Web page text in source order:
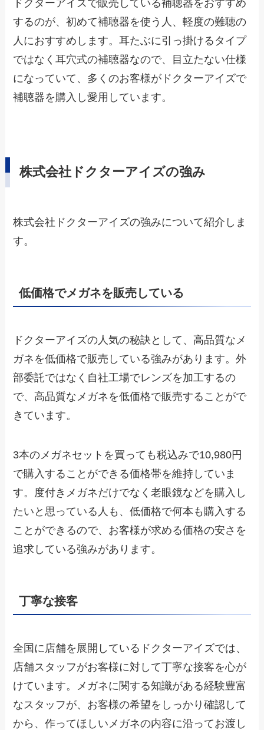
ドクターアイズで販売している補聴器をおすすめ
するのが、初めて補聴器を使う人、軽度の難聴の
人におすすめします。耳たぶに引っ掛けるタイプ
ではなく耳穴式の補聴器なので、目立たない仕様
になっていて、多くのお客様がドクターアイズで
補聴器を購入し愛用しています。
株式会社ドクターアイズの強み
株式会社ドクターアイズの強みについて紹介しま
す。
低価格でメガネを販売している
ドクターアイズの人気の秘訣として、高品質なメ
ガネを低価格で販売している強みがあります。外
部委託ではなく自社工場でレンズを加工するの
で、高品質なメガネを低価格で販売することがで
きています。
3本のメガネセットを買っても税込みで10,980円
で購入することができる価格帯を維持していま
す。度付きメガネだけでなく老眼鏡などを購入し
たいと思っている人も、低価格で何本も購入する
ことができるので、お客様が求める価格の安さを
追求している強みがあります。
丁寧な接客
全国に店舗を展開しているドクターアイズでは、
店舗スタッフがお客様に対して丁寧な接客を心が
けています。メガネに関する知識がある経験豊富
なスタッフが、お客様の希望をしっかり確認して
から、作ってほしいメガネの内容に沿ってお渡し